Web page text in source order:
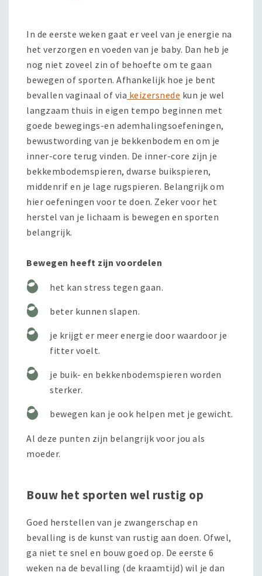
In de eerste weken gaat er veel van je energie na
het verzorgen en voeden van je baby. Dan heb je
nog niet zoveel zin of behoefte om te gaan
bewegen of sporten. Afhankelijk hoe je bent
bevallen vaginaal of via keizersnede kun je wel
langzaam thuis in eigen tempo beginnen met
goede bewegings-en ademhalingsoefeningen,
bewustwording van je bekkenbodem en om je
inner-core terug vinden. De inner-core zijn je
bekkembodemspieren, dwarse buikspieren,
middenrif en je lage rugspieren. Belangrijk om
hier oefeningen voor te doen. Zeker voor het
herstel van je lichaam is bewegen en sporten
belangrijk.
Bewegen heeft zijn voordelen
het kan stress tegen gaan.
beter kunnen slapen.
je krijgt er meer energie door waardoor je
fitter voelt.
je buik- en bekkenbodemspieren worden
sterker.
bewegen kan je ook helpen met je gewicht.
Al deze punten zijn belangrijk voor jou als
moeder.
Bouw het sporten wel rustig op
Goed herstellen van je zwangerschap en
bevalling is de kunst van rustig aan doen. Ofwel,
ga niet te snel en bouw goed op. De eerste 6
weken na de bevalling (de kraamtijd) wil je dan